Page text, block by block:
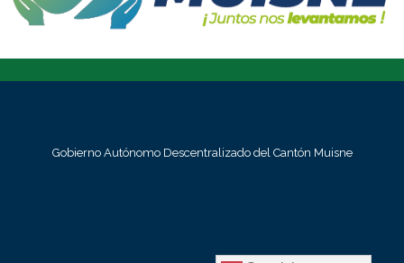
Gobierno Autónomo Descentralizado del Cantón Muisne